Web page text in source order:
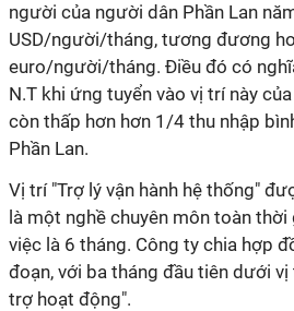
người của người dân Phần Lan
USD/người/tháng, tương đương
euro/người/tháng. Điều đó có
N.T khi ứng tuyển vào vị trí này
còn thấp hơn hơn 1/4 thu nhập
Phần Lan.
Vị trí "Trợ lý vận hành hệ thống"
là một nghề chuyên môn toàn
việc là 6 tháng. Công ty chia hợp
đoạn, với ba tháng đầu tiên dưới
trợ hoạt động".